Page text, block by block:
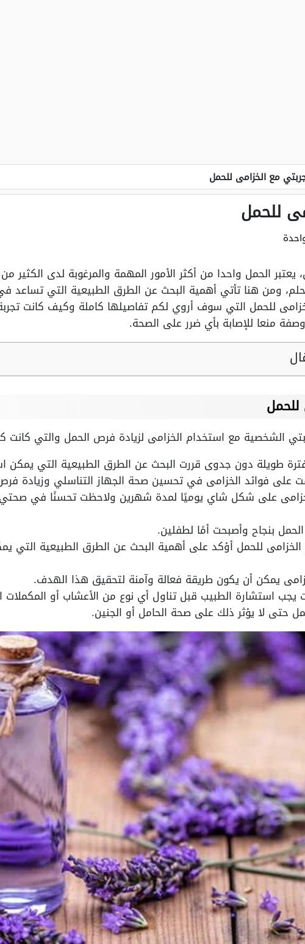
مع الخزامى للحمل
للحمل
يعتبر الحمل واحدا من أكثر الأمور المهمة والمرغوبة لدى
ومن هنا تأتي أهمية البحث عن الطرق الطبيعية التي تساعد
للحمل التي سوف أروي لكم تفاصيلها كاملة وكيف كانت تجربة
منعا للإصابة بأي ضرر على الصحة.
الشخصية مع استخدام الخزامى لزيادة فرص الحمل والتي كانت
طويلة دون جدوى قررت البحث عن الطرق الطبيعية التي يمكن
على فوائد الخزامى في تحسين صحة الجهاز التناسلي وزيادة
على شكل شاي يوميًا لمدة شهرين ولاحظت تحسنًا في صحتي
بنجاح وأصبحت أمًا لطفلين.
للحمل أؤكد على أهمية البحث عن الطرق الطبيعية التي
يمكن أن يكون طريقة فعالة وآمنة لتحقيق هذا الهدف.
استشارة الطبيب قبل تناول أي نوع من الأعشاب أو المكملات
حتى لا يؤثر ذلك على صحة الحامل أو الجنين.